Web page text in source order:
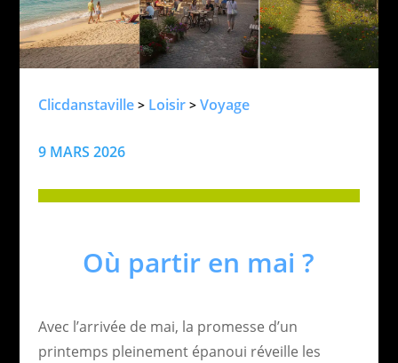
Clicdanstaville> Loisir> Voyage
9 MARS 2026
Où partir en mai ?
Avec l’arrivée de mai, la promesse d’un
printemps pleinement épanoui réveille les